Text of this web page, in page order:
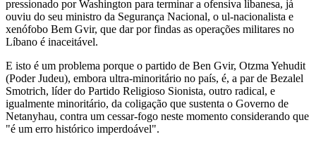
pressionado por Washington para terminar a ofensiva libanesa, já
ouviu do seu ministro da Segurança Nacional, o ul-nacionalista e
xenófobo Bem Gvir, que dar por findas as operações militares no
Líbano é inaceitável.
E isto é um problema porque o partido de Ben Gvir, Otzma Yehudit
(Poder Judeu), embora ultra-minoritário no país, é, a par de Bezalel
Smotrich, líder do Partido Religioso Sionista, outro radical, e
igualmente minoritário, da coligação que sustenta o Governo de
Netanyhau, contra um cessar-fogo neste momento considerando que
"é um erro histórico imperdoável".